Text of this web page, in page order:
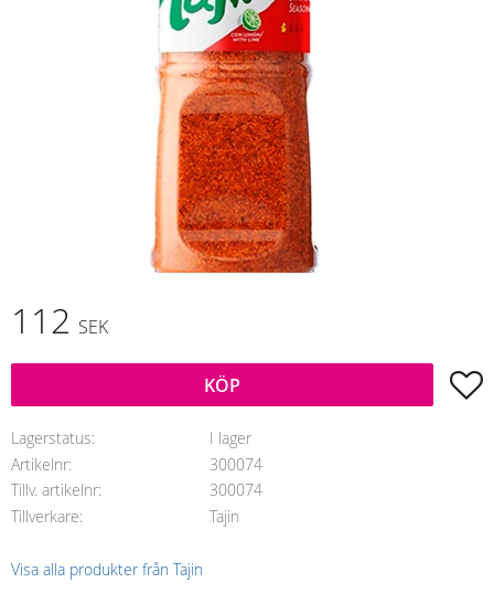
112 SEK
KÖP
Lagerstatus
I lager
Artikelnr
300074
Tillv. artikelnr
300074
Tillverkare
Tajin
Visa alla produkter från Tajin